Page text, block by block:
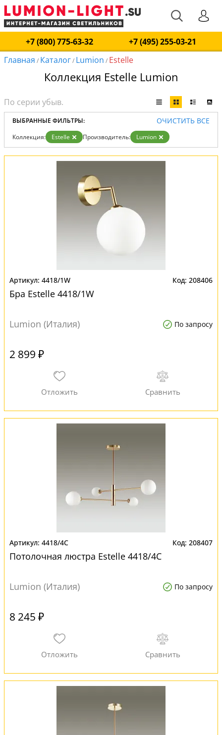
+7 (800) 775-63-32
+7 (495) 255-03-21
Главная / Каталог/ Lumion / Estelle
Коллекция Estelle Lumion
ВЫБРАННЫЕ ФИЛЬТРЫ: ОЧИСТИТЬ ВСЕ
Коллекция: Estelle Производитель: Lumion
4418/1W 208406
Бра Estelle 4418/1W
Lumion (Италия) По запросу
2 899 ₽
4418/4C 208407
Потолочная люстра Estelle 4418/4C
Lumion (Италия) По запросу
8 245 ₽